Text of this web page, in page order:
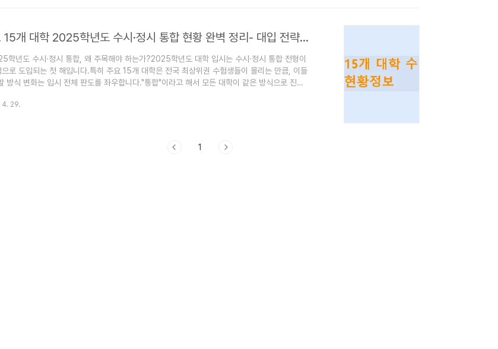
주요 15개 대학 2025학년도 수시·정시 통합 현황 완벽 정리- 대입 전략 수립을 위한 필수 정보
학년도 수시·정시 통합, 왜 주목해야 하는가?2025학년도 대학 입시는 수시·정시 통합 전형이
으로 도입되는 첫 해입니다.특히 주요 15개 대학은 전국 최상위권 수험생들이 몰리는 만큼, 이들
방식 변화는 입시 전체 판도를 좌우합니다."통합"이라고 해서 모든 대학이 같은 방식으로 진행
세워야 합니다.2. 주요 15개 대학 선정 기준본 글에서는 일반적으로 상위 15개 대학으로 인정
29.
1